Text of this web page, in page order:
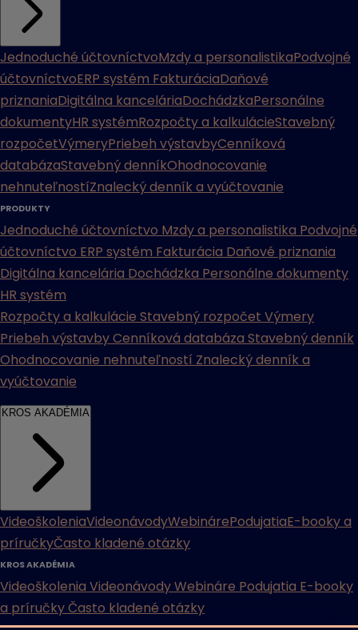
Jednoduché účtovníctvoMzdy a personalistikaPodvojné
účtovníctvoERP systém FakturáciaDaňové
priznaniaDigitálna kanceláriaDochádzkaPersonálne
dokumentyHR systémRozpočty a kalkulácieStavebný
rozpočetVýmeryPriebeh výstavbyCenníková
databázaStavebný denníkOhodnocovanie
nehnuteľnostíZnalecký denník a vyúčtovanie
PRODUKTY
Jednoduché účtovníctvo Mzdy a personalistika Podvojné
účtovníctvo ERP systém Fakturácia Daňové priznania
Digitálna kancelária Dochádzka Personálne dokumenty
HR systém
Rozpočty a kalkulácie Stavebný rozpočet Výmery
Priebeh výstavbyCenníková databáza Stavebný denník
Ohodnocovanie nehnuteľností Znalecký denník a
vyúčtovanie
KROS AKADÉMIA
VideoškoleniaVideonávodyWebinárePodujatiaE-booky a
príručkyČasto kladené otázky
KROS AKADÉMIA
Videoškolenia VideonávodyWebináre Podujatia E-booky
a príručkyČasto kladené otázky